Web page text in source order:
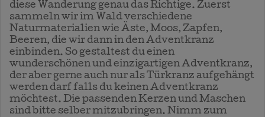
diese Wanderung genau das Richtige. Zuerst
sammeln wir im Wald verschiedene
Naturmaterialien wie Äste, Moos, Zapfen,
Beeren, die wir dann in den Adventkranz
einbinden. So gestaltest du einen
wunderschönen und einzigartigen Adventkranz,
der aber gerne auch nur als Türkranz aufgehängt
werden darf falls du keinen Adventkranz
möchtest. Die passenden Kerzen und Maschen
sind bitte selber mitzubringen. Nimm zum